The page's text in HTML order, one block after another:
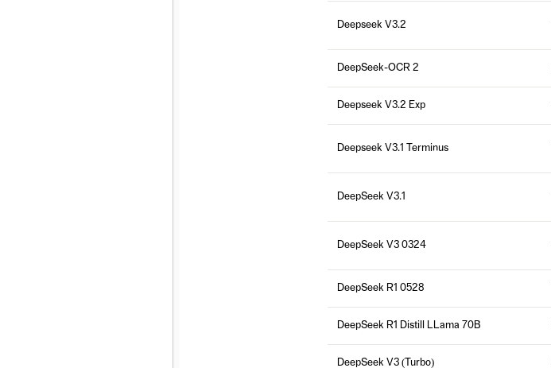
Deepseek V3.2
DeepSeek-OCR 2
Deepseek V3.2 Exp
Deepseek V3.1 Terminus
DeepSeek V3.1
DeepSeek V3 0324
DeepSeek R1 0528
DeepSeek R1 Distill LLama 70B
DeepSeek V3 (Turbo)